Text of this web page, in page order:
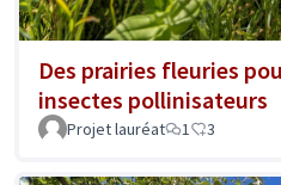
Des prairies fleuries
insectes pollinisateurs
Projet lauréat 1 3